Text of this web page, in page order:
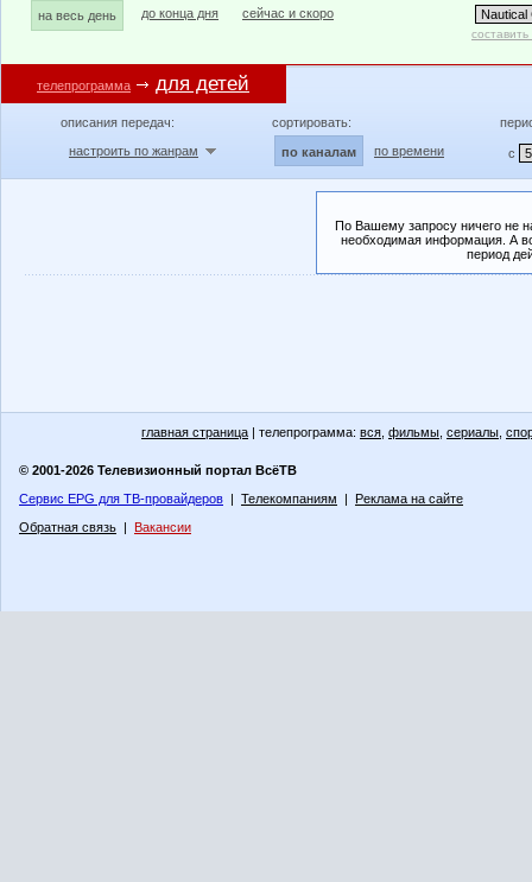
на весь день до конца дня сейчас и скоро
телепрограмма для детей
описания передач:
настроить по жанрам
сортировать:
по каналам по времени с
По Вашему запросу ничего не
необходимая информация. А
период
главная страница | телепрограмма: вся фильмы сериалы
© 2001-2026 Телевизионный портал ВсёТВ
Сервис EPG для ТВ-провайдеров | Телекомпаниям | Реклама на сайте
Обратная связь | Вакансии